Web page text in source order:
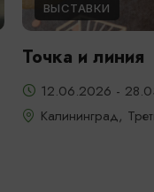
ВЫСТАВКИ
Точка и линия
12.06.2026 -
Калининград,